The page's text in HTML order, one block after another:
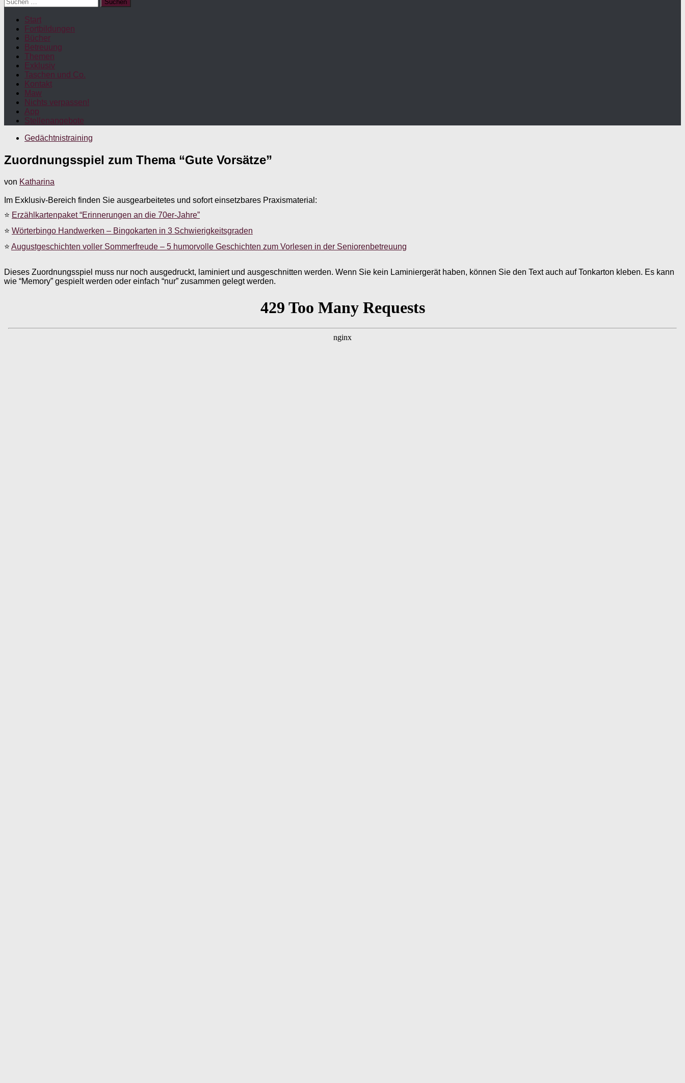
nach:
Start
Fortbildungen
Bücher
Betreuung
Themen
Exklusiv
Taschen und Co.
Kontakt
Maw
Nichts verpassen!
App
Stellenangebote
Gedächtnistraining
Zuordnungsspiel zum Thema “Gute Vorsätze”
von Katharina
Im Exklusiv-Bereich finden Sie ausgearbeitetes und sofort einsetzbares Praxismaterial:
⭐ Erzählkartenpaket “Erinnerungen an die 70er-Jahre”
⭐ Wörterbingo Handwerken – Bingokarten in 3 Schwierigkeitsgraden
⭐ Augustgeschichten voller Sommerfreude – 5 humorvolle Geschichten zum Vorlesen in der Seniorenbetreuung
Dieses Zuordnungsspiel muss nur noch ausgedruckt, laminiert und ausgeschnitten werden. Wenn Sie kein Laminiergerät haben, können Sie den Text auch auf Tonkarton kleben. Es kann
wie “Memory” gespielt werden oder einfach “nur” zusammen gelegt werden.